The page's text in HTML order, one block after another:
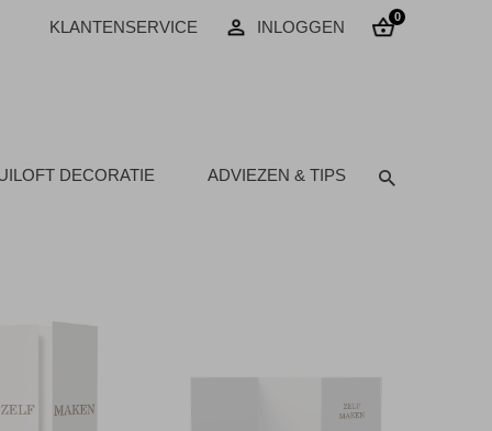
KLANTENSERVICE INLOGGEN
0
DECORATIE ADVIEZEN & TIPS